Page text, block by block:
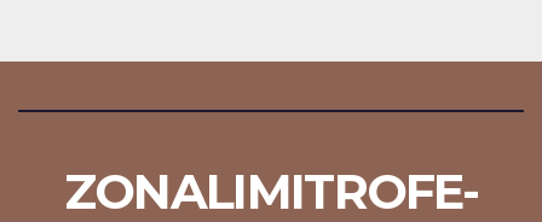
ZONALIMITROFE-